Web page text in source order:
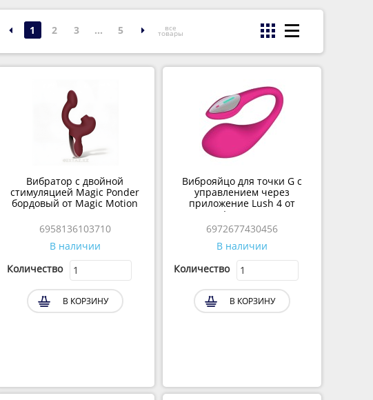
1 2 3 ... 5 все
товары
Вибратор с двойной
стимуляцией Magic Ponder
бордовый от Magic Motion
6958136103710
В наличии
Количество
В КОРЗИНУ
Виброяйцо для точки G с
управлением через
приложение Lush 4 от
Lovense
6972677430456
В наличии
Количество
В КОРЗИНУ